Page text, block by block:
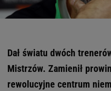
Dał światu dwóch
Mistrzów. Zamienił
rewolucyjne centrum